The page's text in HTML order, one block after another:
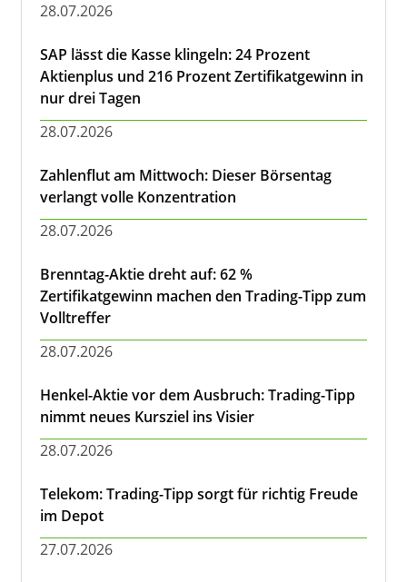
28.07.2026
SAP lässt die Kasse klingeln: 24 Prozent
Aktienplus und 216 Prozent Zertifikatgewinn in
nur drei Tagen
28.07.2026
Zahlenflut am Mittwoch: Dieser Börsentag
verlangt volle Konzentration
28.07.2026
Brenntag-Aktie dreht auf: 62 %
Zertifikatgewinn machen den Trading-Tipp zum
Volltreffer
28.07.2026
Henkel-Aktie vor dem Ausbruch: Trading-Tipp
nimmt neues Kursziel ins Visier
28.07.2026
Telekom: Trading-Tipp sorgt für richtig Freude
im Depot
27.07.2026